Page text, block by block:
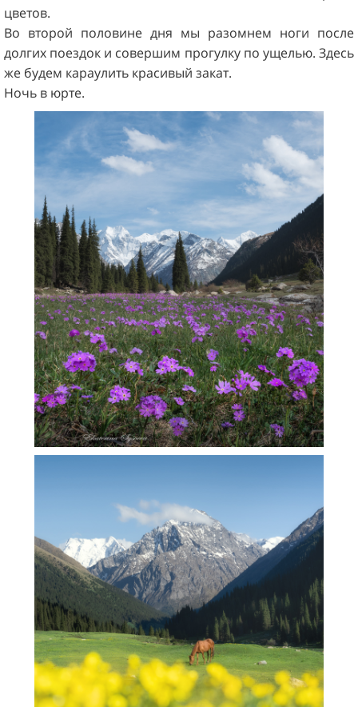
цветов.
Во второй половине дня мы разомнем ноги после
долгих поездок и совершим прогулку по ущелью. Здесь
же будем караулить красивый закат.
Ночь в юрте.